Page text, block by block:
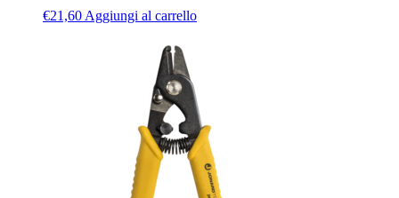
€21,60 Aggiungi al carrello